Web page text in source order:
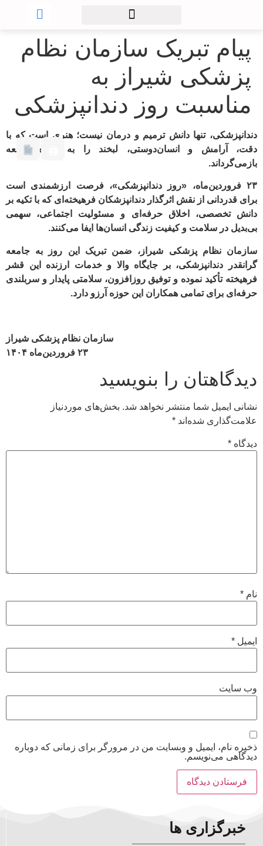
پیام تبریک سازمان نظام
پزشکی شیراز به
مناسبت روز دندانپزشکی
دندانپزشکی، تنها دانش ترمیم و درمان نیست؛ هنری است که با
دقت، آرامش و انسان‌دوستی، لبخند را به چهره جامعه
بازمی‌گرداند.
۲۳ فروردین‌ماه، «روز دندانپزشکی»، فرصت ارزشمندی است
برای قدردانی از نقش اثرگذار دندانپزشکان فرهیخته‌ای که با تکیه بر
دانش تخصصی، اخلاق حرفه‌ای و مسئولیت اجتماعی، سهمی
بی‌بدیل در سلامت و کیفیت زندگی انسان‌ها ایفا می‌کنند.
سازمان نظام پزشکی شیراز، ضمن تبریک این روز به جامعه
گرانقدر دندانپزشکی، بر جایگاه والا و خدمات ارزنده این قشر
فرهیخته تأکید نموده و توفیق روزافزون، سلامتی پایدار و سربلندی
حرفه‌ای برای تمامی همکاران این حوزه آرزو دارد.
سازمان نظام پزشکی شیراز
۲۳ فروردین‌ماه ۱۴۰۴
دیدگاهتان را بنویسید
نشانی ایمیل شما منتشر نخواهد شد. بخش‌های موردنیاز
علامت‌گذاری شده‌اند *
دیدگاه *
نام *
ایمیل *
وب‌ سایت
ذخیره نام، ایمیل و وبسایت من در مرورگر برای زمانی که دوباره
دیدگاهی می‌نویسم.
خبرگزاری ها